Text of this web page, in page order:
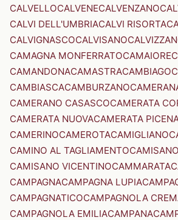
CALVELLOCALVENECALVENZANO
CALVI DELL'UMBRIACALVI RISORTA
CALVIGNASCOCALVISANO
CAMAGNA MONFERRATOCAMAIORE
CAMANDONACAMASTRACAMBIAGO
CAMBIASCACAMBURZANO
CAMERANO CASASCOCAMERATA
CAMERATA NUOVACAMERATA
CAMERINOCAMEROTACAMIGLIANO
CAMINO AL TAGLIAMENTOCAMISANO
CAMISANO VICENTINOCAMMARATA
CAMPAGNACAMPAGNA LUPIA
CAMPAGNATICOCAMPAGNOLA
CAMPAGNOLA EMILIACAMPANA